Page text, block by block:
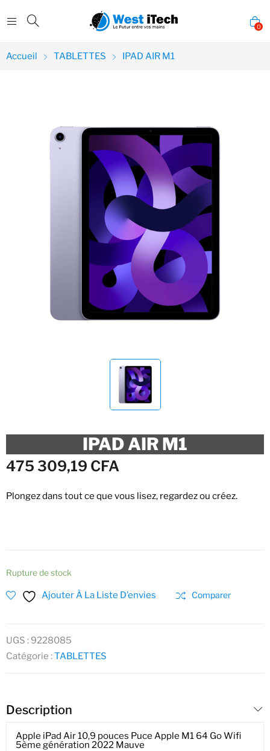
0
Accueil TABLETTES IPAD AIR M1
IPAD AIR M1
475 309,19 CFA
Plongez dans tout ce que vous lisez, regardez ou créez.
Rupture de stock
Ajouter À La Liste D’envies Comparer
UGS : 9228085
Catégorie :TABLETTES
Description
Apple iPad Air 10,9 pouces Puce Apple M1 64 Go Wifi
5ème génération 2022 Mauve